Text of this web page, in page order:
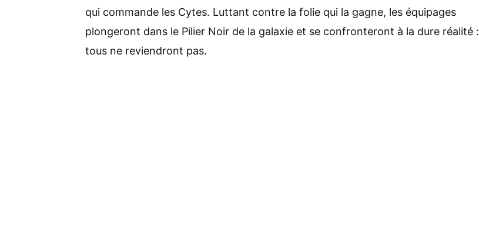
qui commande les Cytes. Luttant contre la folie qui la gagne, les équipages
plongeront dans le Pilier Noir de la galaxie et se confronteront à la dure réalité :
tous ne reviendront pas.